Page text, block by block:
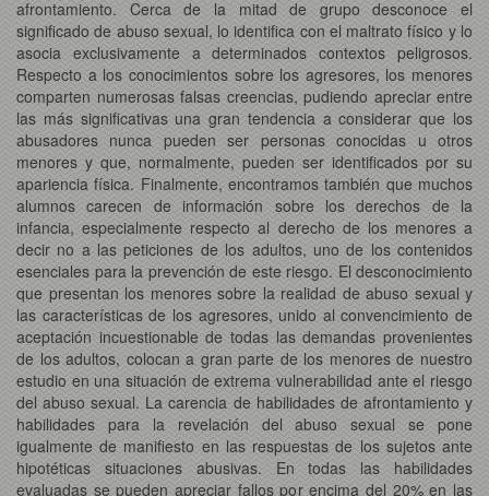
afrontamiento. Cerca de la mitad de grupo desconoce el
significado de abuso sexual, lo identifica con el maltrato físico y lo
asocia exclusivamente a determinados contextos peligrosos.
Respecto a los conocimientos sobre los agresores, los menores
comparten numerosas falsas creencias, pudiendo apreciar entre
las más significativas una gran tendencia a considerar que los
abusadores nunca pueden ser personas conocidas u otros
menores y que, normalmente, pueden ser identificados por su
apariencia física. Finalmente, encontramos también que muchos
alumnos carecen de información sobre los derechos de la
infancia, especialmente respecto al derecho de los menores a
decir no a las peticiones de los adultos, uno de los contenidos
esenciales para la prevención de este riesgo. El desconocimiento
que presentan los menores sobre la realidad de abuso sexual y
las características de los agresores, unido al convencimiento de
aceptación incuestionable de todas las demandas provenientes
de los adultos, colocan a gran parte de los menores de nuestro
estudio en una situación de extrema vulnerabilidad ante el riesgo
del abuso sexual. La carencia de habilidades de afrontamiento y
habilidades para la revelación del abuso sexual se pone
igualmente de manifiesto en las respuestas de los sujetos ante
hipotéticas situaciones abusivas. En todas las habilidades
evaluadas se pueden apreciar fallos por encima del 20% en las